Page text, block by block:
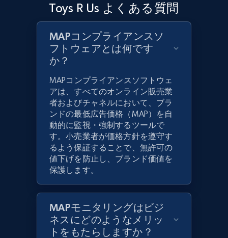
Toys R Us よくある質問
MAPコンプライアンスソ
フトウェアとは何です
か？
MAPコンプライアンスソフトウェ
アは、すべてのオンライン販売業
者およびチャネルにおいて、ブラ
ンドの最低広告価格（MAP）を自
動的に監視・強制するツールで
す。小売業者が価格方針を遵守す
るよう保証することで、無許可の
値下げを防止し、ブランド価値を
保護します。
MAPモニタリングはビジ
ネスにどのようなメリッ
トをもたらしますか？